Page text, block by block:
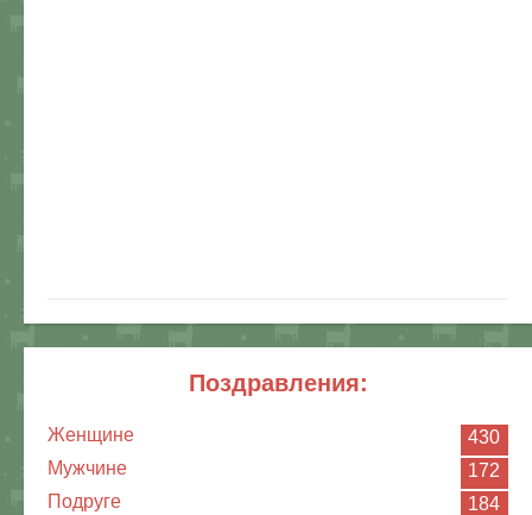
поздравления:
Женщине
430
Мужчине
172
Подруге
184